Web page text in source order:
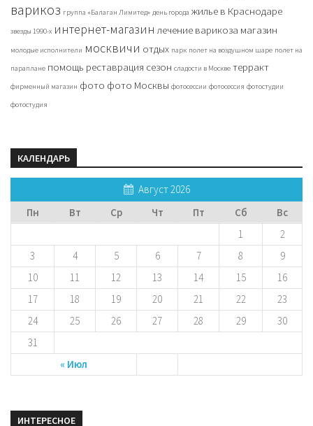
варикоз группа «Балаган Лимитед» день города жилье в Краснодаре
звезды 1990-х интернет-магазин лечение варикоза магазин
молодые исполнители москвичи отдых парк полет на воздушном шаре полет на
параплане помощь реставрация сезон сладости в Москве терракт
фирменный магазин фото фото Москвы фотосессии фотосессия фотостудии
фотостудия
КАЛЕНДАРЬ
Август 2026
Пн
Вт Ср Чт Пт Сб Вс
« Июл
1
2
3
4 5 6 7 8
9
10
11 12 13 14 15
16
17
18 19 20 21 22
23
24
25 26 27 28 29
30
31
ИНТЕРЕСНОЕ